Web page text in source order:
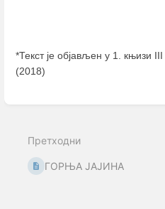
*Текст је објављен у 1. књизи
(2018)
mode
Претходни
ГОРЊА ЈАЈИНА